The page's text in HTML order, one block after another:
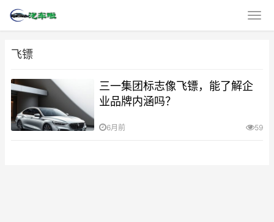
飞镖
三一集团标志像飞镖，能了解企
业品牌内涵吗？
6月前 59